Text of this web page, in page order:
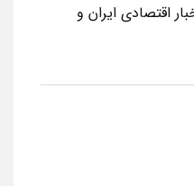
اقتصادی ایران و